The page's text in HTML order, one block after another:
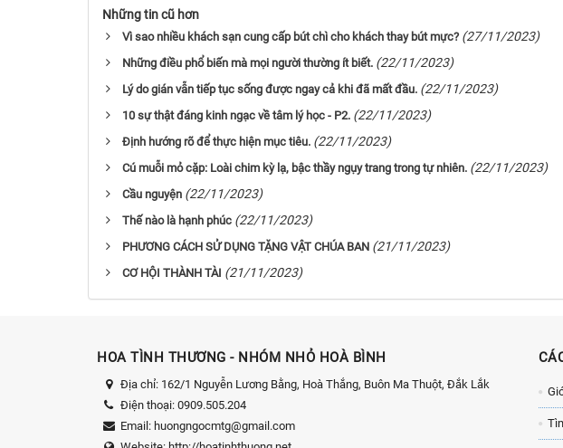
Những tin cũ hơn
Vì sao nhiều khách sạn cung cấp bút chì cho khách thay bút mực? (27/11/2023)
Những điều phổ biến mà mọi người thường ít biết. (22/11/2023)
Lý do gián vẫn tiếp tục sống được ngay cả khi đã mất đầu. (22/11/2023)
10 sự thật đáng kinh ngạc về tâm lý học - P2. (22/11/2023)
Định hướng rõ để thực hiện mục tiêu. (22/11/2023)
Cú muỗi mỏ cặp: Loài chim kỳ lạ, bậc thầy ngụy trang trong tự nhiên. (22/11/2023)
Cầu nguyện (22/11/2023)
Thế nào là hạnh phúc (22/11/2023)
PHƯƠNG CÁCH SỬ DỤNG TẶNG VẬT CHÚA BAN (21/11/2023)
CƠ HỘI THÀNH TÀI (21/11/2023)
HOA TÌNH THƯƠNG - NHÓM NHỎ HOÀ BÌNH
Địa chỉ: 162/1 Nguyễn Lương Bằng, Hoà Thắng, Buôn Ma Thuột, Đắk Lắk
Điện thoại: 0909.505.204
Email: huongngocmtg@gmail.com